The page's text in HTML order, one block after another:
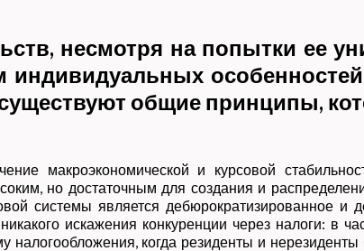
несмотря на попытки ее
общие принципы,
макроэкономической и курсовой
но достаточным для создания и
системы является дебюрократизированное и
искажения конкуренции через налоги: в
когда резиденты и